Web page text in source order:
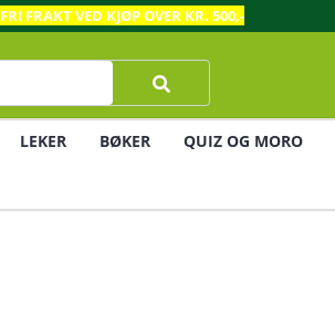
FRI FRAKT VED KJØP OVER KR. 500,-
LEKER BØKER QUIZ OG MORO